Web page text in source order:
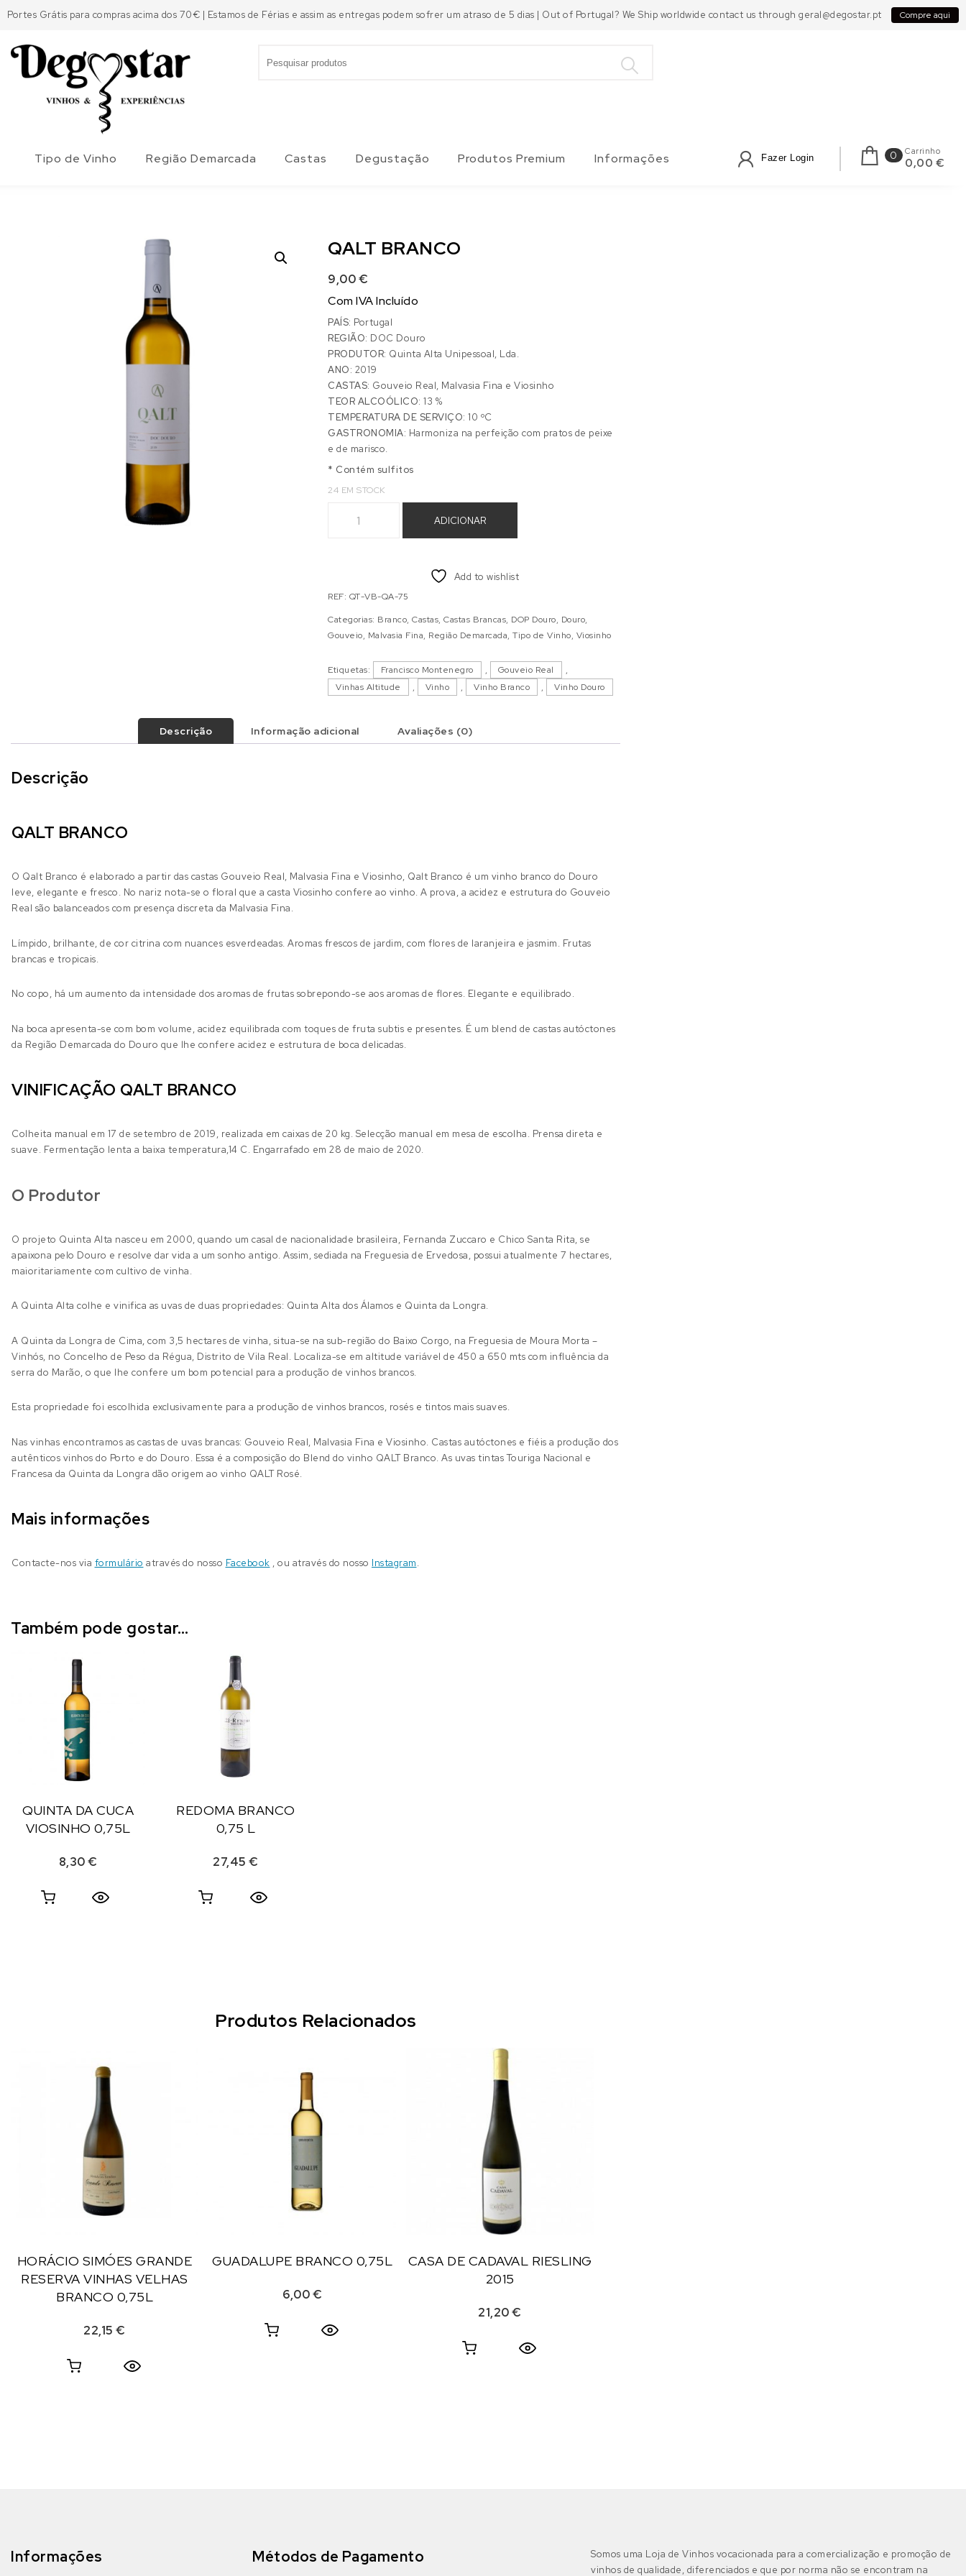
Portes Grátis para compras acima dos 70€ | Estamos de Férias e assim as entregas podem sofrer um atraso de 5 dias | Out of Portugal? We Ship worldwide contact us through geral@degostar.pt Compre aqui
Tipo de Vinho Região Demarcada Castas Degustação Produtos Premium Informações Fazer Login 0 Carrinho
0,00 €
QALT BRANCO
9,00€
Com IVA Incluído
PAÍS: Portugal
REGIÃO: DOC Douro
PRODUTOR: Quinta Alta Unipessoal, Lda.
ANO: 2019
CASTAS: Gouveio Real, Malvasia Fina e Viosinho
TEOR ALCOÓLICO:13 %
TEMPERATURA DE SERVIÇO: 10 ºC
GASTRONOMIA: Harmoniza na perfeição com pratos de peixe
e de marisco.
* Contém sulfitos
24 EM STOCK
ADICIONAR
Add to wishlist
REF: QT-VB-QA-75
Categorias: Branco,Castas,Castas Brancas, DOP Douro, Douro,
Gouveio, Malvasia Fina, Região Demarcada,Tipo de Vinho, Viosinho
Etiquetas: Francisco Montenegro , Gouveio Real
,
Vinhas Altitude
, Vinho , Vinho Branco , Vinho Douro
Descrição Informação adicional Avaliações (0)
Descrição
QALT BRANCO
O Qalt Branco é elaborado a partir das castas Gouveio Real, Malvasia Fina e Viosinho, Qalt Branco é um vinho branco do Douro
leve, elegante e fresco. No nariz nota-se o floral que a casta Viosinho confere ao vinho. A prova, a acidez e estrutura do Gouveio
Real são balanceados com presença discreta da Malvasia Fina.
Límpido, brilhante, de cor citrina com nuances esverdeadas. Aromas frescos de jardim, com flores de laranjeira e jasmim. Frutas
brancas e tropicais.
No copo, há um aumento da intensidade dos aromas de frutas sobrepondo-se aos aromas de flores. Elegante e equilibrado.
Na boca apresenta-se com bom volume, acidez equilibrada com toques de fruta subtis e presentes. É um blend de castas autóctones
da Região Demarcada do Douro que lhe confere acidez e estrutura de boca delicadas.
VINIFICAÇÃO QALT BRANCO
Colheita manual em 17 de setembro de 2019, realizada em caixas de 20 kg. Selecção manual em mesa de escolha. Prensa direta e
suave. Fermentação lenta a baixa temperatura,14 C. Engarrafado em 28 de maio de 2020.
O Produtor
O projeto Quinta Alta nasceu em 2000, quando um casal de nacionalidade brasileira, Fernanda Zuccaro e Chico Santa Rita, se
apaixona pelo Douro e resolve dar vida a um sonho antigo. Assim, sediada na Freguesia de Ervedosa, possui atualmente 7 hectares,
maioritariamente com cultivo de vinha.
A Quinta Alta colhe e vinifica as uvas de duas propriedades: Quinta Alta dos Álamos e Quinta da Longra.
A Quinta da Longra de Cima, com 3,5 hectares de vinha, situa-se na sub-região do Baixo Corgo, na Freguesia de Moura Morta –
Vinhós, no Concelho de Peso da Régua, Distrito de Vila Real. Localiza-se em altitude variável de 450 a 650 mts com influência da
serra do Marão, o que lhe confere um bom potencial para a produção de vinhos brancos.
Esta propriedade foi escolhida exclusivamente para a produção de vinhos brancos, rosés e tintos mais suaves.
Nas vinhas encontramos as castas de uvas brancas: Gouveio Real, Malvasia Fina e Viosinho. Castas autóctones e fiéis a produção dos
autênticos vinhos do Porto e do Douro. Essa é a composição do Blend do vinho QALT Branco. As uvas tintas Touriga Nacional e
Francesa da Quinta da Longra dão origem ao vinho QALT Rosé.
Mais informações
Contacte-nos via formulário através do nosso Facebook , ou através do nosso Instagram.
Também pode gostar…
QUINTA DA CUCA
VIOSINHO 0,75L
8,30€
REDOMA BRANCO
0,75 L
27,45€
Produtos Relacionados
HORÁCIO SIMÓES GRANDE
RESERVA VINHAS VELHAS
BRANCO 0,75L
22,15€
GUADALUPE BRANCO 0,75L
6,00€
CASA DE CADAVAL RIESLING
2015
21,20€
Informações Métodos de Pagamento
Somos uma Loja de Vinhos vocacionada para a comercialização e promoção de
vinhos de qualidade, diferenciados e que por norma não se encontram na